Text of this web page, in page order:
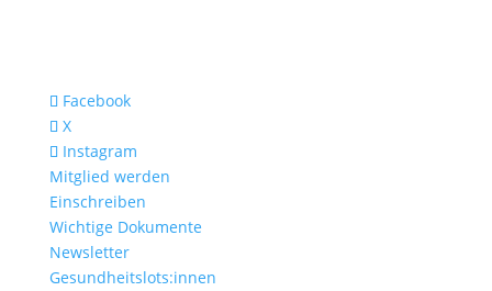
Facebook
X
Instagram
Mitglied werden
Einschreiben
Wichtige Dokumente
Newsletter
Gesundheitslots:innen